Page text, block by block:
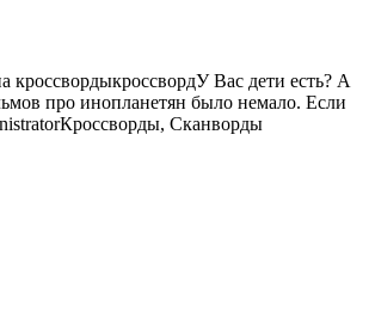
кроссвордыкроссвордУ Вас дети есть? А
про инопланетян было немало. Если
Кроссворды, Сканворды